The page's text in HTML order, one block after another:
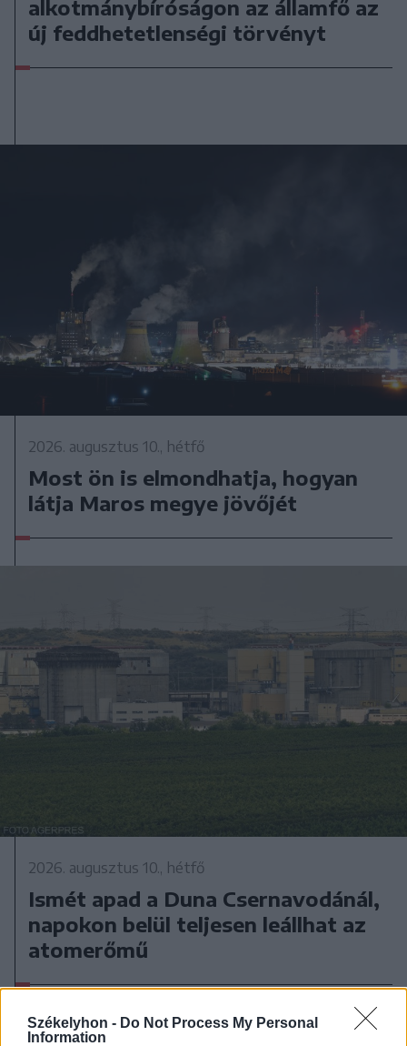
Székelyhon - Do Not Process My Personal
Information
alkotmánybíróságon az államfő az
új feddhetetlenségi törvényt
2026. augusztus 10., hétfő
Most ön is elmondhatja, hogyan
látja Maros megye jövőjét
2026. augusztus 10., hétfő
Ismét apad a Duna Csernavodánál,
napokon belül teljesen leállhat az
atomerőmű